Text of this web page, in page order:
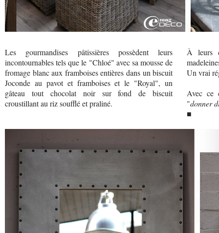
Les gourmandises pâtissières possèdent leurs
incontournables tels que le "Chloé" avec sa mousse de
fromage blanc aux framboises entières dans un biscuit
Joconde au pavot et framboises et le "Royal", un
gâteau tout chocolat noir sur fond de biscuit
croustillant au riz soufflé et praliné.
À leurs
Un vrai
Avec ce
"donner
■